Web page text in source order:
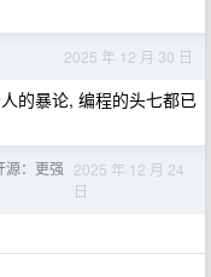
2025 年 12 月 30 日
的暴论, 编程的头七都已
源：更强 2025 年 12 月 24
日